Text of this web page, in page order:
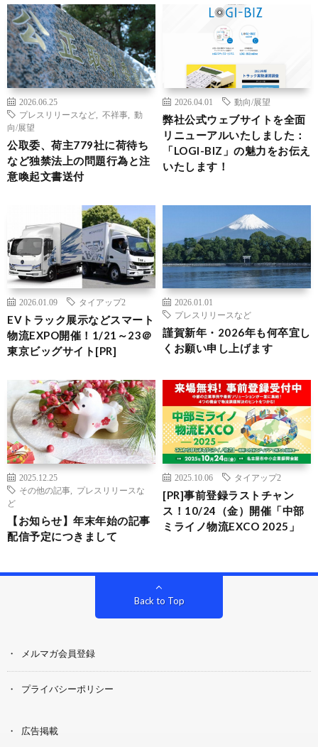
2026.06.25
プレスリリースなど
不祥事
動
向/展望
公取委、荷主779社に荷待ち
など独禁法上の問題行為と注
意喚起文書送付
2026.04.01 動向/展望
弊社公式ウェブサイトを全面
リニューアルいたしました：
「LOGI-BIZ」の魅力をお伝え
いたします！
2026.01.09 タイアップ2
EVトラック展示などスマート
物流EXPO開催！1/21～23＠
東京ビッグサイト[PR]
2026.01.01
プレスリリースなど
謹賀新年・2026年も何卒宜し
くお願い申し上げます
2025.12.25
その他の記事
プレスリリースな
ど
【お知らせ】年末年始の記事
配信予定につきまして
2025.10.06 タイアップ2
[PR]事前登録ラストチャン
ス！10/24（金）開催「中部
ミライノ物流EXCO 2025」
Back to Top
メルマガ会員登録
プライバシーポリシー
広告掲載